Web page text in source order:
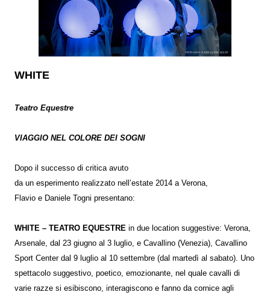
WHITE
Teatro Equestre
VIAGGIO NEL COLORE DEI SOGNI
Dopo il successo di critica avuto
da un esperimento realizzato nell’estate 2014 a Verona,
Flavio e Daniele Togni presentano:
WHITE – TEATRO EQUESTRE in due location suggestive: Verona,
Arsenale, dal 23 giugno al 3 luglio, e Cavallino (Venezia), Cavallino
Sport Center dal 9 luglio al 10 settembre (dal martedì al sabato). Uno
spettacolo suggestivo, poetico, emozionante, nel quale cavalli di
varie razze si esibiscono, interagiscono e fanno da cornice agli